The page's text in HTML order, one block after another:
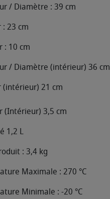
/ Diamètre : 39 cm
23 cm
: 10 cm
/ Diamètre (intérieur) 36 cm
(intérieur) 21 cm
(Intérieur) 3,5 cm
1,2 L
: 3,4 kg
Maximale : 270 °C
Minimale : -20 °C